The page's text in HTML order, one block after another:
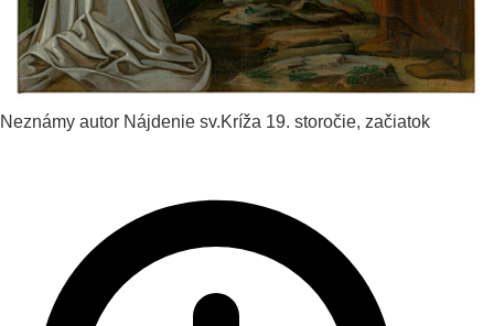
Neznámy autor Nájdenie sv.Kríža 19. storočie, začiatok